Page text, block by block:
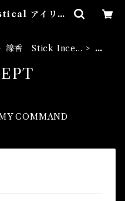
アイリス
線香 Stick Incen
仕
COMMAND